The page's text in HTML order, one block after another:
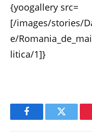
{yoogallery src=
[/images/stories/
e/
litica/1]}
FacebookTwitter